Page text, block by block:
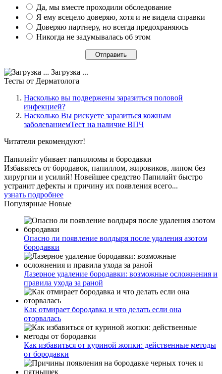
Да, мы вместе проходили обследование
Я ему всецело доверяю, хотя и не видела справки
Доверяю партнеру, но всегда предохраняюсь
Никогда не задумывалась об этом
Загрузка ...
Тесты от Дерматолога
Насколько вы подвержены заразиться половой
инфекцией?
Насколько Вы рискуете заразиться кожным
заболеваниемТест на наличие ВПЧ
Читатели рекомендуют!
Папилайт убивает папилломы и бородавки
Избавьтесь от бородавок, папиллом, жировиков, липом без
хирургии и усилий! Новейшее средство Папилайт быстро
устранит дефекты и причину их появления всего...
узнать подробнее
Популярные Новые
Опасно ли появление волдыря после удаления азотом
бородавки
Лазерное удаление бородавки: возможные осложнения и
правила ухода за раной
Как отмирает бородавка и что делать если она
оторвалась
Как избавиться от куриной жопки: действенные методы
от бородавки